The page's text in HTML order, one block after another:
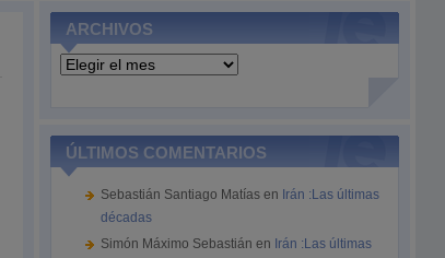
ARCHIVOS
Archivos
ÚLTIMOS COMENTARIOS
Sebastián Santiago Matías en Irán :Las últimas
décadas
Simón Máximo Sebastián en Irán :Las últimas